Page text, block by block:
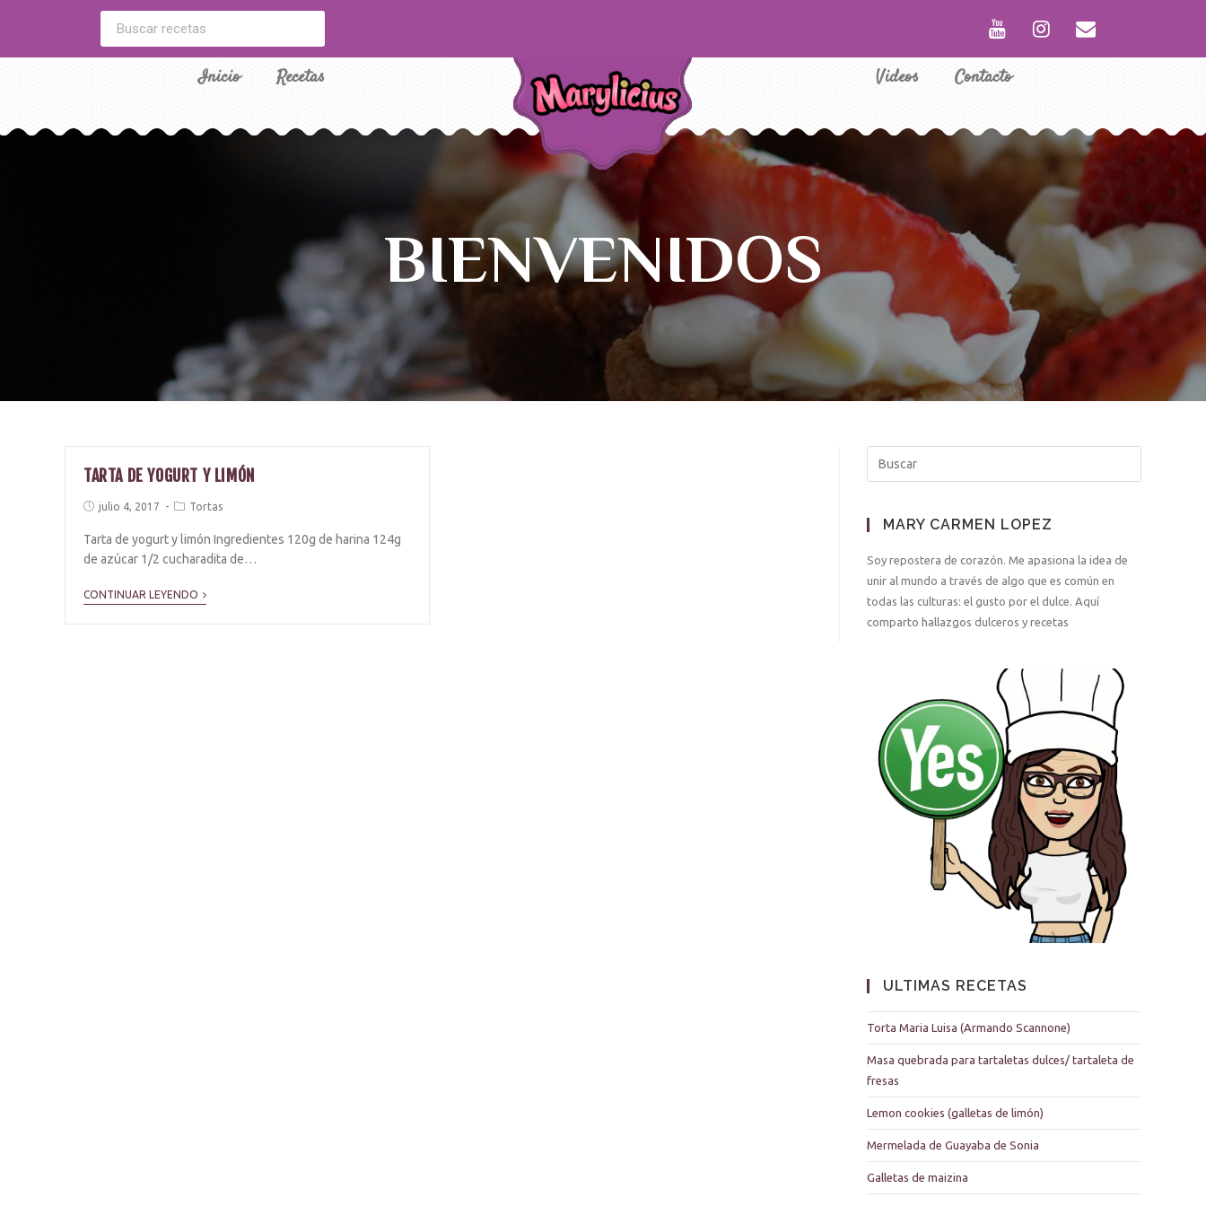
Inicio Recetas Videos Contacto
BIENVENIDOS
TARTA DE YOGURT Y LIMÓN
julio 4, 2017 Tortas
Tarta de yogurt y limón Ingredientes 120g de harina 124g
de azúcar 1/2 cucharadita de…
CONTINUAR LEYENDO
MARY CARMEN LOPEZ
Soy repostera de corazón. Me apasiona la idea de
unir al mundo a través de algo que es común en
todas las culturas: el gusto por el dulce. Aquí
comparto hallazgos dulceros y recetas
ULTIMAS RECETAS
Torta Maria Luisa (Armando Scannone)
Masa quebrada para tartaletas dulces/ tartaleta de
fresas
Lemon cookies (galletas de limón)
Mermelada de Guayaba de Sonia
Galletas de maizina